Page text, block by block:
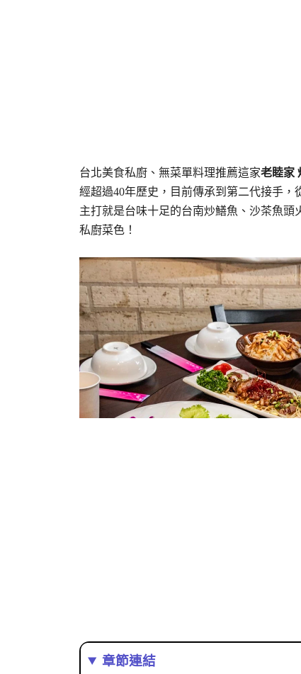
台北美食私廚、無菜單料理推薦這家老睦家
經超過40年歷史，目前傳承到第二代接手，
主打就是台味十足的台南炒鱔魚、沙茶魚
私廚菜色！
章節連結